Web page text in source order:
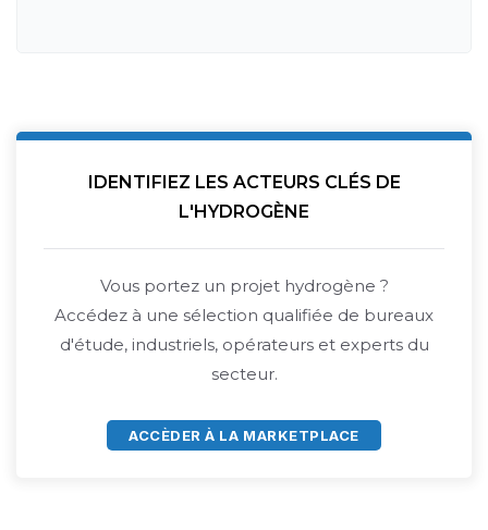
IDENTIFIEZ LES ACTEURS CLÉS DE
L'HYDROGÈNE
Vous portez un projet hydrogène ?
Accédez à une sélection qualifiée de bureaux
d'étude, industriels, opérateurs et experts du
secteur.
ACCÈDER À LA MARKETPLACE